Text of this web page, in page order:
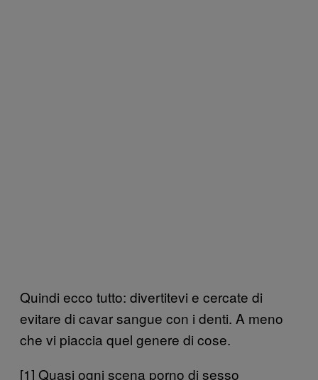
Quindi ecco tutto: divertitevi e cercate di
evitare di cavar sangue con i denti. A meno
che vi piaccia quel genere di cose.
[1] Quasi ogni scena porno di sesso